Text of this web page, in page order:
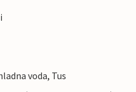
voda, Tus